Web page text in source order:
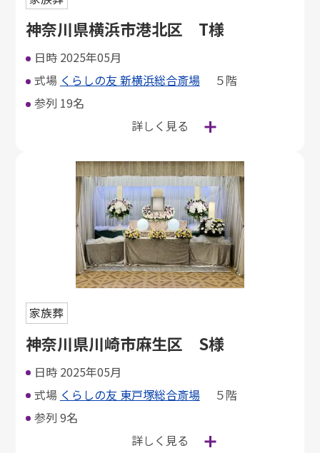
神奈川県横浜市港北区 T様
日時 2025年05月
式場 くらしの友 新横浜総合斎場 ５階
参列 19名
詳しく見る
家族葬
神奈川県川崎市麻生区 S様
日時 2025年05月
式場 くらしの友 東戸塚総合斎場 ５階
参列 9名
詳しく見る